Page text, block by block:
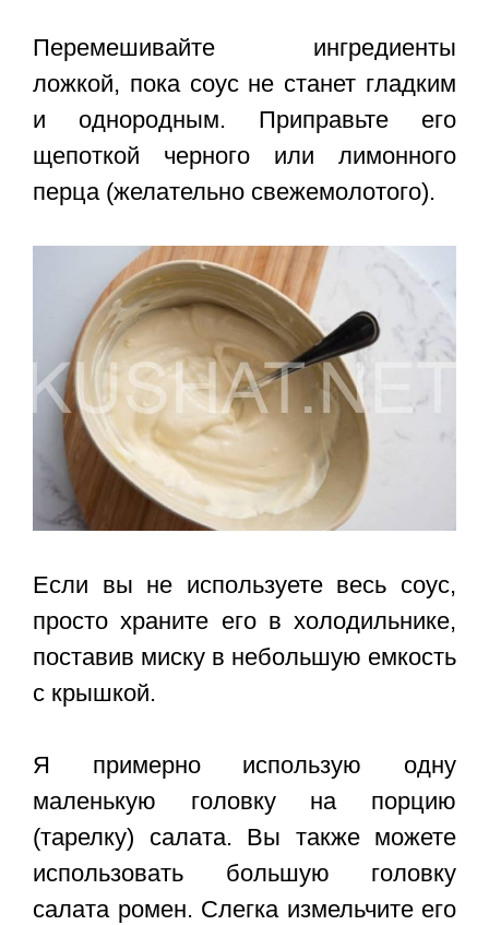
Перемешивайте ингредиенты
ложкой, пока соус не станет гладким
и однородным. Приправьте его
щепоткой черного или лимонного
перца (желательно свежемолотого).
Если вы не используете весь соус,
просто храните его в холодильнике,
поставив миску в небольшую емкость
с крышкой.
Я примерно использую одну
маленькую головку на порцию
(тарелку) салата. Вы также можете
использовать большую головку
салата ромен. Слегка измельчите его